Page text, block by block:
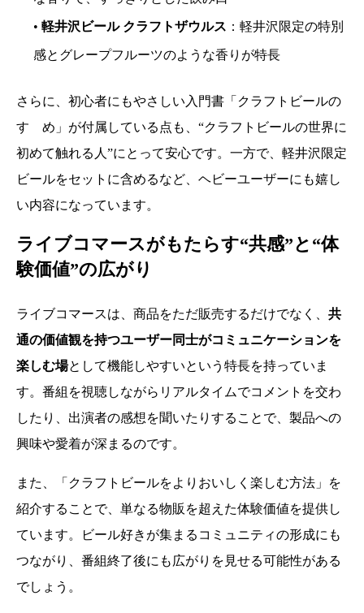
• 軽井沢ビール クラフトザウルス ：軽井沢限定の特別
感とグレープフルーツのような香りが特長
さらに、初心者にもやさしい入門書「クラフトビールの
すゝめ」が付属している点も、“クラフトビールの世界に
初めて触れる人”にとって安心です。一方で、軽井沢限定
ビールをセットに含めるなど、ヘビーユーザーにも嬉し
い内容になっています。
ライブコマースがもたらす“共感”と“体
験価値”の広がり
ライブコマースは、商品をただ販売するだけでなく、 共
通の価値観を持つユーザー同士がコミュニケーションを
楽しむ場として機能しやすいという特長を持っていま
す。番組を視聴しながらリアルタイムでコメントを交わ
したり、出演者の感想を聞いたりすることで、製品への
興味や愛着が深まるのです。
また、「クラフトビールをよりおいしく楽しむ方法」を
紹介することで、単なる物販を超えた体験価値を提供し
ています。ビール好きが集まるコミュニティの形成にも
つながり、番組終了後にも広がりを見せる可能性がある
でしょう。